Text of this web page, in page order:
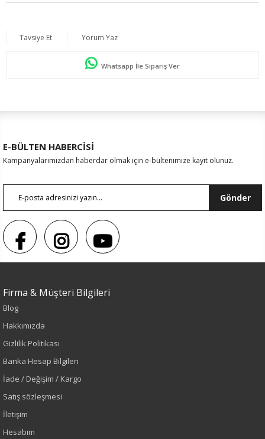
Sezon : KIŞLIK
Renk
Siyah
Sezon
Sonbahar-Kış
Tavsiye Et Yorum Yaz
Whatsapp İle Sipariş Ver
E-BÜLTEN HABERCİSİ
Kampanyalarımızdan haberdar olmak için e-bültenimize kayıt olunuz.
Gönder
Firma & Müşteri Bilgileri
Blog
Hakkımızda
Gizlilik Politikası
Banka Hesap Bilgileri
İade / Değişim / Kargo
Satış sözleşmesi
İletişim
Hesabım